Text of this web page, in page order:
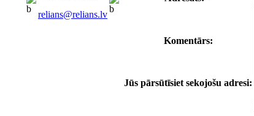
relians@relians.lv
Komentārs:
Jūs pārsūtīsiet sekojošu adresi: